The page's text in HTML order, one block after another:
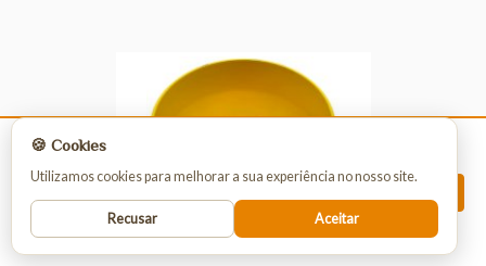
A venda dos nossos produtos é estritamente
reservada a profissionais.
Para efetuar uma encomenda, deve registar-se
ou iniciar sessão.
🍪 Cookies
Utilizamos cookies para melhorar a sua experiência no nosso site.
Recusar Aceitar